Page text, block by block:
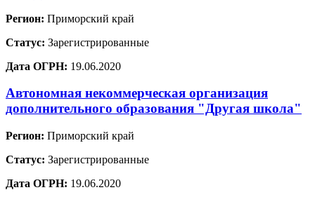
Регион: Приморский край
Статус: Зарегистрированные
Дата ОГРН: 19.06.2020
Автономная некоммерческая организация
дополнительного образования "Другая школа"
Регион: Приморский край
Статус: Зарегистрированные
Дата ОГРН: 19.06.2020